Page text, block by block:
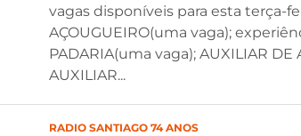
vagas disponíveis para esta terça-
AÇOUGUEIRO(uma vaga);
PADARIA(uma vaga); AUXILIAR DE
AUXILIAR...
RADIO SANTIAGO 74 ANOS